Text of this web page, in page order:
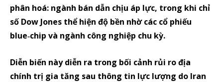
phân hoá: ngành bán dẫn chịu áp lực, trong khi chỉ
số Dow Jones thể hiện độ bền nhờ các cổ phiếu
blue‑chip và ngành công nghiệp chu kỳ.
Diễn biến này diễn ra trong bối cảnh rủi ro địa
chính trị gia tăng sau thông tin lực lượng do Iran